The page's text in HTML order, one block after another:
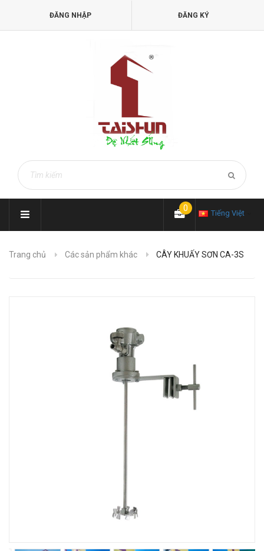
ĐĂNG NHẬP ĐĂNG KÝ
Tiếng Việt
0
Trang chủ Các sản phẩm khác CÂY KHUẤY SƠN CA-3S